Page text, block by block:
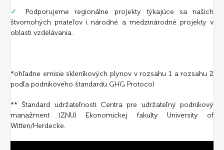
✓
Podporujeme regionálne projekty týkajúce sa našich
štvornohých priateľov i národné a medzinárodné projekty v
oblasti vzdelávania.
*ohľadne emisie skleníkových plynov v rozsahu 1 a rozsahu 2
podľa podnikového štandardu GHG Protocol
** Štandard udržateľnosti Centra pre udržateľný podnikový
manažment (ZNU) Ekonomickej fakulty University of
Witten/Herdecke.